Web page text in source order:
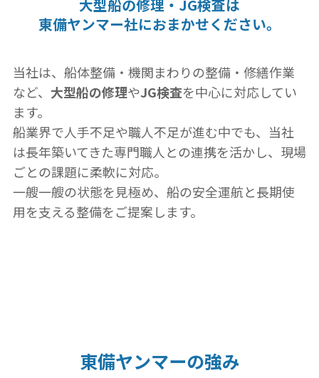
大型船の修理・JG検査は
東備ヤンマー社におまかせください。
当社は、船体整備・機関まわりの整備・修繕作業
など、 大型船の修理やJG検査を中心に対応してい
ます。
船業界で人手不足や職人不足が進む中でも、当社
は長年築いてきた専門職人との連携を活かし、現場
ごとの課題に柔軟に対応。
一艘一艘の状態を見極め、船の安全運航と長期使
用を支える整備をご提案します。
東備ヤンマーの強み